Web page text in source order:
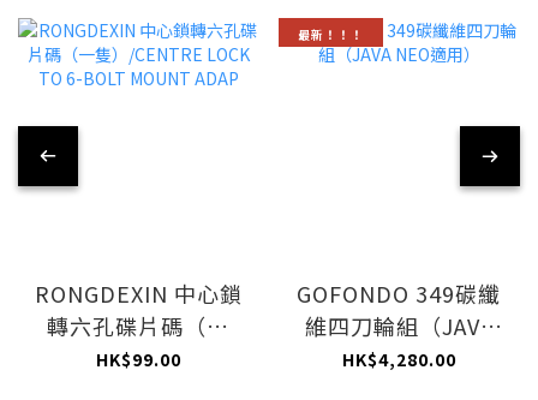
RONGDEXIN 中心鎖
轉六孔碟片碼（一
隻）/CENTRE LOCK
HK$99.00
最新！！！
GOFONDO 349碳纖
維四刀輪組（JAVA
NEO適用）
HK$4,280.00